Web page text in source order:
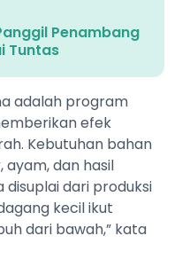
Penambang
Tuntas
adalah program
efek
Kebutuhan bahan
dan hasil
dari produksi
kecil ikut
dari bawah,” kata